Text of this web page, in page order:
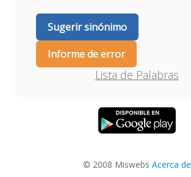
Sugerir sinónimo
Informe de error
Lista de Palabras
© 2008 Miswebs Acerca de